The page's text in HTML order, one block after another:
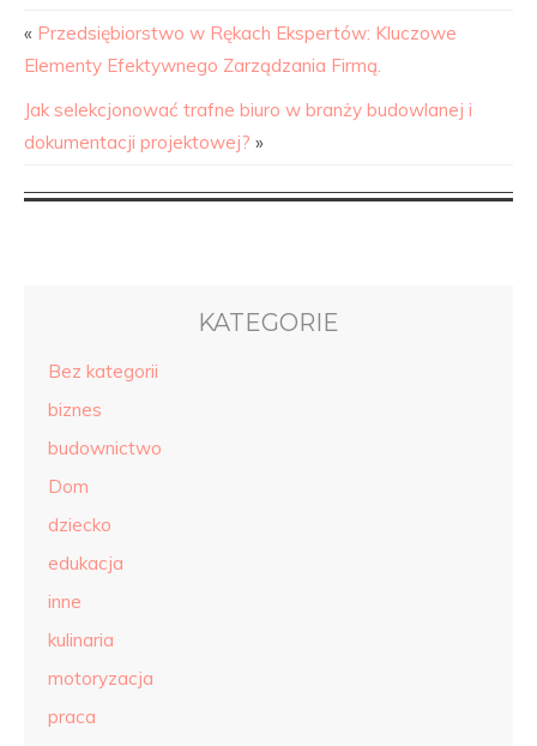
« Przedsiębiorstwo w Rękach Ekspertów: Kluczowe
Elementy Efektywnego Zarządzania Firmą.
Jak selekcjonować trafne biuro w branży budowlanej i
dokumentacji projektowej? »
KATEGORIE
Bez kategorii
biznes
budownictwo
Dom
dziecko
edukacja
inne
kulinaria
motoryzacja
praca